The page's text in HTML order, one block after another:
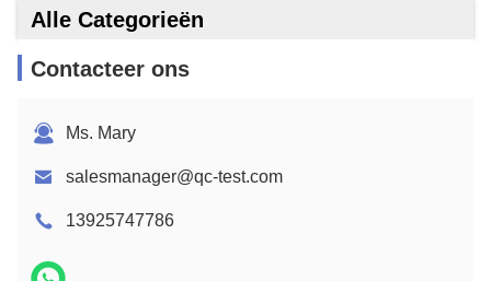
Alle Categorieën
Contacteer ons
Ms. Mary
salesmanager@qc-test.com
13925747786